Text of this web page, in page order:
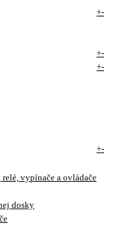
+-
+-
+-
+-
vypínače a ovládače
dosky